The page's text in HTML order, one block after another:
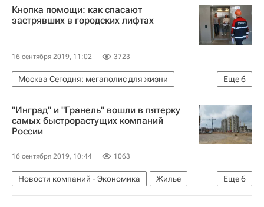
Кнопка помощи: как спасают
застрявших в городских лифтах
16 сентября 2019, 11:02 3723
Еще6
Москва Сегодня: мегаполис для жизни
Гормост
ЖКХ
Лифты
Городское хозяйство Москвы
Комплекс городского хозяйства Москвы
Аналитика – РИА Недвижимость
"Инград" и "Гранель" вошли в пятерку
самых быстрорастущих компаний
России
16 сентября 2019, 10:44 1063
Еще6
Новости компаний - Экономика
Жилье
Строительство
Гранель
ГК "Инград"